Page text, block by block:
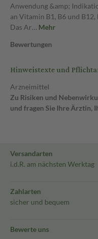
Anwendung &amp;
an Vitamin B1, B6 und
Das Ar… Mehr
Bewertungen
Hinweistexte und
Arzneimittel
Zu Risiken und
und fragen Sie Ihre Ärztin,
Versandarten
i.d.R. am nächsten Werktag
Zahlarten
sicher und bequem
Bewerte uns